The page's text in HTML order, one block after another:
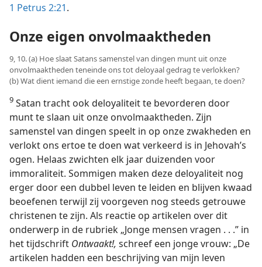
1 Petrus 2:21.
Onze eigen onvolmaaktheden
9, 10. (a) Hoe slaat Satans samenstel van dingen munt uit onze
onvolmaaktheden teneinde ons tot deloyaal gedrag te verlokken?
(b) Wat dient iemand die een ernstige zonde heeft begaan, te doen?
9 Satan tracht ook deloyaliteit te bevorderen door
munt te slaan uit onze onvolmaaktheden. Zijn
samenstel van dingen speelt in op onze zwakheden en
verlokt ons ertoe te doen wat verkeerd is in Jehovah’s
ogen. Helaas zwichten elk jaar duizenden voor
immoraliteit. Sommigen maken deze deloyaliteit nog
erger door een dubbel leven te leiden en blijven kwaad
beoefenen terwijl zij voorgeven nog steeds getrouwe
christenen te zijn. Als reactie op artikelen over dit
onderwerp in de rubriek „Jonge mensen vragen . . .” in
het tijdschrift Ontwaakt!, schreef een jonge vrouw: „De
artikelen hadden een beschrijving van mijn leven